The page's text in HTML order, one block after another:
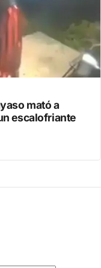
mató a
escalofriante